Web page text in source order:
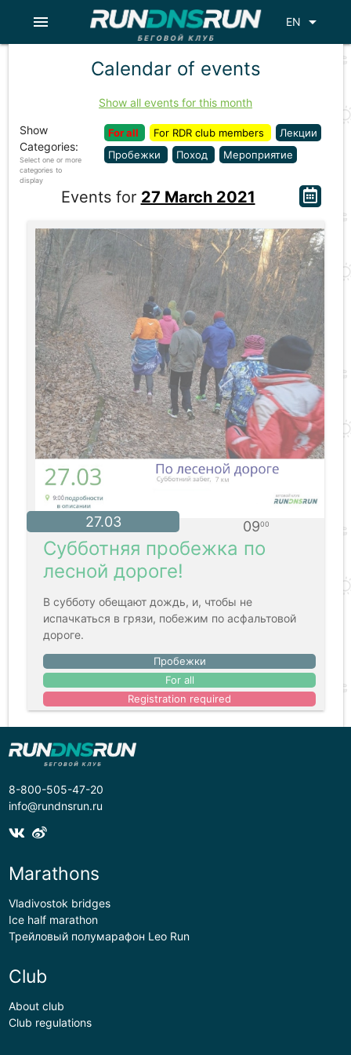
EN arrow_drop_down
menu
Calendar of events
Show all events for this month
Show
Categories:
Select one or more
categories to
display
For all For RDR club members
Лекции
Пробежки
Поход Мероприятие
Events for 27 March 2021
27.03 0900
Субботняя пробежка по
лесной дороге!
В субботу обещают дождь, и, чтобы не
испачкаться в грязи, побежим по асфальтовой
дороге.
Пробежки
For all
Registration required
8-800-505-47-20
info@rundnsrun.ru
Marathons
Vladivostok bridges
Ice half marathon
Трейловый полумарафон Leo Run
Club
About club
Club regulations